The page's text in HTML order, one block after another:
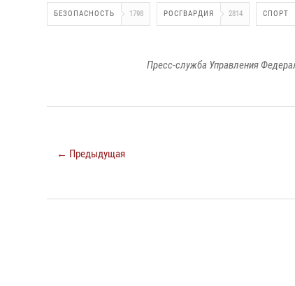
БЕЗОПАСНОСТЬ 1798 РОСГВАРДИЯ 2814 СПОРТ
Пресс-служба Управления
← Предыдущая